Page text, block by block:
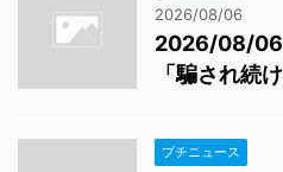
2026/08/06
2026/08/06
「騙され続
プチニュース